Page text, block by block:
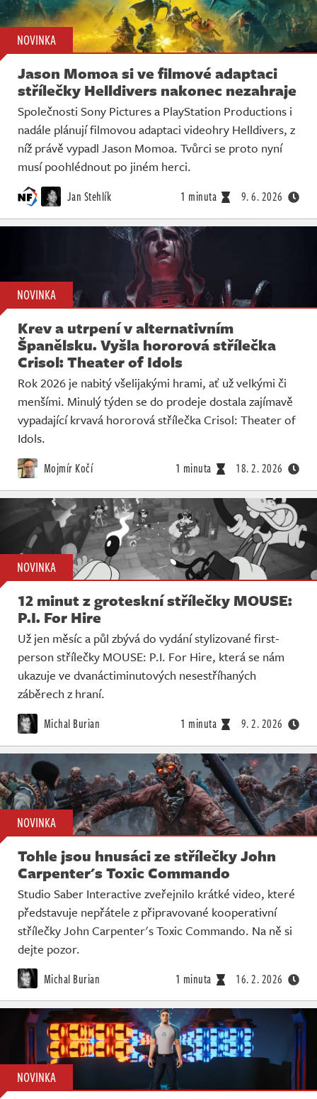
NOVINKA
Jason Momoa si ve filmové adaptaci
střílečky Helldivers nakonec nezahraje
Společnosti Sony Pictures a PlayStation Productions i
nadále plánují filmovou adaptaci videohry Helldivers, z
níž právě vypadl Jason Momoa. Tvůrci se proto nyní
musí poohlédnout po jiném herci.
Jan Stehlík 1 minuta 9. 6. 2026
NOVINKA
Krev a utrpení v alternativním
Španělsku. Vyšla hororová střílečka
Crisol: Theater of Idols
Rok 2026 je nabitý všelijakými hrami, ať už velkými či
menšími. Minulý týden se do prodeje dostala zajímavě
vypadající krvavá hororová střílečka Crisol: Theater of
Idols.
Mojmír Kočí 1 minuta 18. 2. 2026
NOVINKA
12 minut z groteskní střílečky MOUSE:
P.I. For Hire
Už jen měsíc a půl zbývá do vydání stylizované first-
person střílečky MOUSE: P.I. For Hire, která se nám
ukazuje ve dvanáctiminutových nesestříhaných
záběrech z hraní.
Michal Burian 1 minuta 9. 2. 2026
NOVINKA
Tohle jsou hnusáci ze střílečky John
Carpenter's Toxic Commando
Studio Saber Interactive zveřejnilo krátké video, které
představuje nepřátele z připravované kooperativní
střílečky John Carpenter's Toxic Commando. Na ně si
dejte pozor.
Michal Burian 1 minuta 16. 2. 2026
NOVINKA